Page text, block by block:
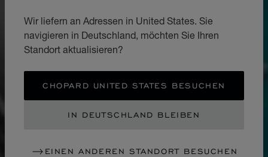
Wir liefern an Adressen in United States. Sie
navigieren in Deutschland, möchten Sie Ihren
Standort aktualisieren?
CHOPARD UNITED STATES BESUCHEN
IN DEUTSCHLAND BLEIBEN
EINEN ANDEREN STANDORT BESUCHEN